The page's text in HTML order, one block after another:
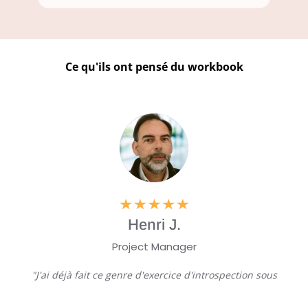
Ce qu'ils ont pensé du workbook
Henri J.
Project Manager
"J'ai déjà fait ce genre d'exercice d'introspection sous